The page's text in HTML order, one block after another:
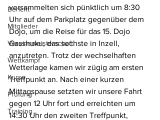
Bericht
Mitglieder
Vereinsmeisterschaft
Wettkampf
Kurse
Prüfung
Training
versammelten sich pünktlich um 8:30
Uhr auf dem Parkplatz gegenüber dem
Dojo, um die Reise für das 15. Dojo
Gasshuku, das sechste in Inzell,
anzutreten. Trotz der wechselhaften
Wetterlage kamen wir zügig am ersten
Treffpunkt an. Nach einer kurzen
Mittagspause setzten wir unsere Fahrt
gegen 12 Uhr fort und erreichten um
14:30 Uhr den zweiten Treffpunkt,